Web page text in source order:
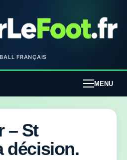
FRANÇAIS
MENU
– St
décision.